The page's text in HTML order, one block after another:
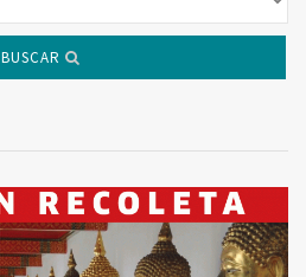
BUSCAR